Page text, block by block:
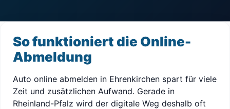
So funktioniert die Online-
Abmeldung
Auto online abmelden in Ehrenkirchen spart für viele
Zeit und zusätzlichen Aufwand. Gerade in
Rheinland-Pfalz wird der digitale Weg deshalb oft